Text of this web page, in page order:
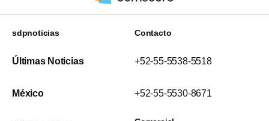
sdpnoticias
Últimas Noticias
México
Contacto
+52-55-5538-5518
+52-55-5530-8671